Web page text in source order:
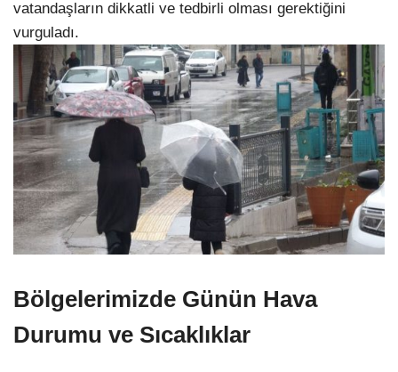
vatandaşların dikkatli ve tedbirli olması gerektiğini
vurguladı.
Bölgelerimizde Günün Hava
Durumu ve Sıcaklıklar